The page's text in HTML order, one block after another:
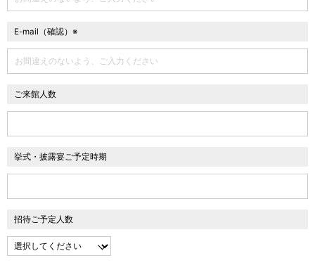
E-mail（確認）※
ご来館人数
挙式・披露宴ご予定時期
招待ご予定人数